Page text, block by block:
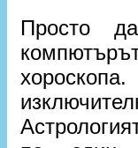
Просто